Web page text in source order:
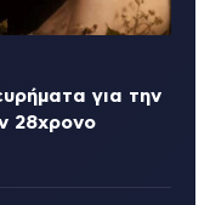
για την
28χρονο